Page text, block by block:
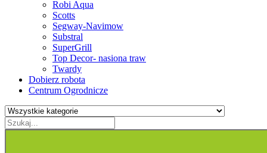
Robi Aqua
Scotts
Segway-Navimow
Substral
SuperGrill
Top Decor- nasiona traw
Twardy
Dobierz robota
Centrum Ogrodnicze